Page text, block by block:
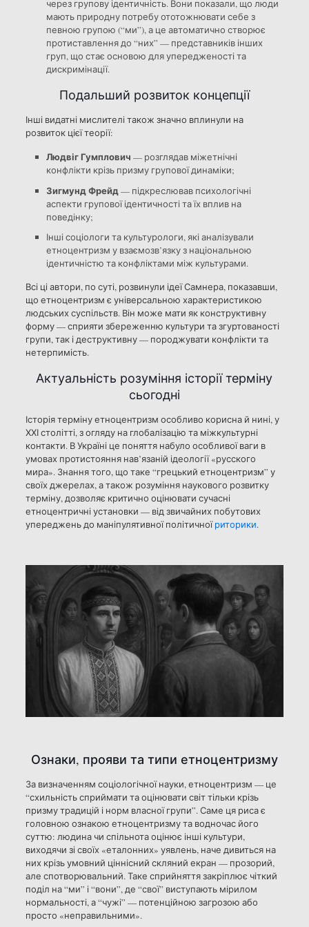
через групову ідентичність. Вони показали, що люди
мають природну потребу ототожнювати себе з
певною групою (“ми”), а це автоматично створює
протиставлення до “них” — представників інших
груп, що стає основою для упередженості та
дискримінації.
Подальший розвиток концепції
Інші видатні мислителі також значно вплинули на
розвиток цієї теорії:
Людвіг Гумплович — розглядав міжетнічні
конфлікти крізь призму групової динаміки;
Зигмунд Фрейд— підкреслював психологічні
аспекти групової ідентичності та їх вплив на
поведінку;
Інші соціологи та культурологи, які аналізували
етноцентризм у взаємозв’язку з національною
ідентичністю та конфліктами між культурами.
Всі ці автори, по суті, розвинули ідеї Самнера, показавши,
що етноцентризм є універсальною характеристикою
людських суспільств. Він може мати як конструктивну
форму — сприяти збереженню культури та згуртованості
групи, так і деструктивну — породжувати конфлікти та
нетерпимість.
Актуальність розуміння історії терміну
сьогодні
Історія терміну етноцентризм особливо корисна й нині, у
ХХІ столітті, з огляду на глобалізацію та міжкультурні
контакти. В Україні це поняття набуло особливої ваги в
умовах протистояння нав’язаній ідеології «русского
мира». Знання того, що таке “грецький етноцентризм” у
своїх джерелах, а також розуміння наукового розвитку
терміну, дозволяє критично оцінювати сучасні
етноцентричні установки — від звичайних побутових
упереджень до маніпулятивної політичноїриторики.
Ознаки, прояви та типи етноцентризму
За визначенням соціологічної науки, етноцентризм — це
“схильність сприймати та оцінювати світ тільки крізь
призму традицій і норм власної групи”. Саме ця риса є
головною ознакою етноцентризму та водночас його
суттю: людина чи спільнота оцінює інші культури,
виходячи зі своїх «еталонних» уявлень, наче дивиться на
них крізь умовний ціннісний скляний екран — прозорий,
але спотворювальний. Таке сприйняття закріплює чіткий
поділ на “ми” і “вони”, де “свої” виступають мірилом
нормальності, а “чужі” — потенційною загрозою або
просто «неправильними».